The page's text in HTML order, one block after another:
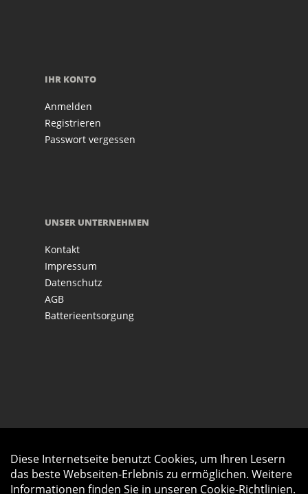
IHR KONTO
Anmelden
Registrieren
Passwort vergessen
UNSER UNTERNEHMEN
Kontakt
Impressum
Datenschutz
AGB
Batterieentsorgung
Diese Internetseite benutzt Cookies, um Ihren Lesern
das beste Webseiten-Erlebnis zu ermöglichen. Weitere
Informationen finden Sie in unseren Cookie-Richtlinien.
Auftrag widerrufen